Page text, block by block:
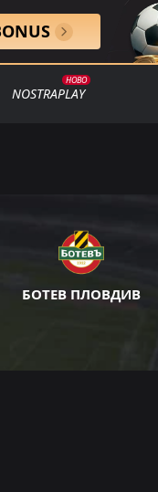
NOSTRAPLAY
БОТЕВ ПЛОВДИВ